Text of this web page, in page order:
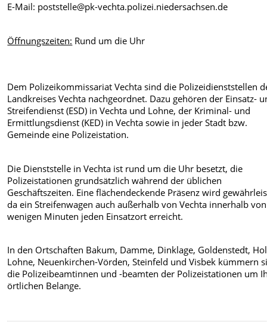
E-Mail: poststelle@pk-vechta.polizei.niedersachsen.de
Öffnungszeiten: Rund um die Uhr
Dem Polizeikommissariat Vechtasind die Polizeidienststellen
Landkreises Vechta nachgeordnet. Dazu gehören der Einsatz-
Streifendienst (ESD) in Vechta und Lohne, der Kriminal- und
Ermittlungsdienst (KED) in Vechta sowie in jeder Stadt bzw.
Gemeinde eine Polizeistation.
Die Dienststelle in Vechta ist rund um die Uhr besetzt, die
Polizeistationen grundsätzlich während der üblichen
Geschäftszeiten. Eine flächendeckende Präsenz wird
da ein Streifenwagen auch außerhalb von Vechta innerhalb von
wenigen Minuten jeden Einsatzort erreicht.
In den Ortschaften Bakum, Damme, Dinklage, Goldenstedt,
Lohne, Neuenkirchen-Vörden, Steinfeld und Visbek kümmern
die Polizeibeamtinnen und -beamten der Polizeistationen um
örtlichen Belange.